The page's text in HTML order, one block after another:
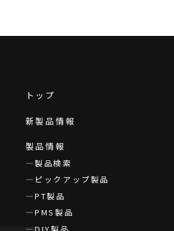
トップ
新製品情報
製品情報
製品検索
ピックアップ製品
PT製品
PMS製品
DIY製品